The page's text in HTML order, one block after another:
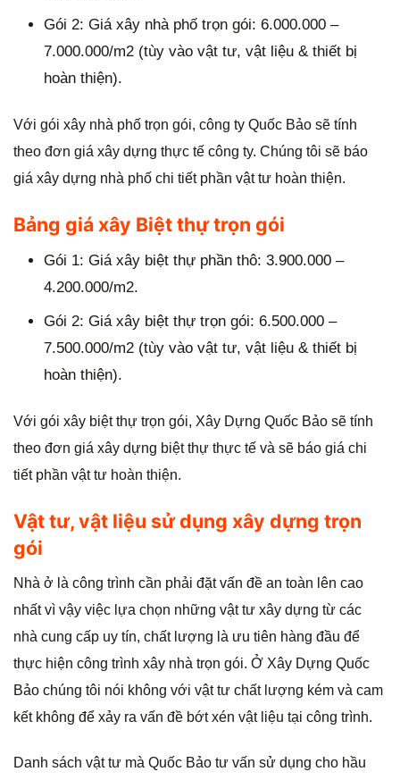
Gói 2: Giá xây nhà phố trọn gói: 6.000.000 –
7.000.000/m2 (tùy vào vật tư, vật liệu & thiết bị
hoàn thiện).
Với gói xây nhà phố trọn gói, công ty Quốc Bảo sẽ tính
theo đơn giá xây dựng thực tế công ty. Chúng tôi sẽ báo
giá xây dựng nhà phố chi tiết phần vật tư hoàn thiện.
Bảng giá xây Biệt thự trọn gói
Gói 1: Giá xây biệt thự phần thô: 3.900.000 –
4.200.000/m2.
Gói 2: Giá xây biệt thự trọn gói: 6.500.000 –
7.500.000/m2 (tùy vào vật tư, vật liệu & thiết bị
hoàn thiện).
Với gói xây biệt thự trọn gói, Xây Dựng Quốc Bảo sẽ tính
theo đơn giá xây dựng biệt thự thực tế và sẽ báo giá chi
tiết phần vật tư hoàn thiện.
Vật tư, vật liệu sử dụng xây dựng trọn
gói
Nhà ở là công trình cần phải đặt vấn đề an toàn lên cao
nhất vì vậy việc lựa chọn những vật tư xây dựng từ các
nhà cung cấp uy tín, chất lượng là ưu tiên hàng đầu để
thực hiện công trình xây nhà trọn gói. Ở Xây Dựng Quốc
Bảo chúng tôi nói không với vật tư chất lượng kém và cam
kết không để xảy ra vấn đề bớt xén vật liệu tại công trình.
Danh sách vật tư mà Quốc Bảo tư vấn sử dụng cho hầu